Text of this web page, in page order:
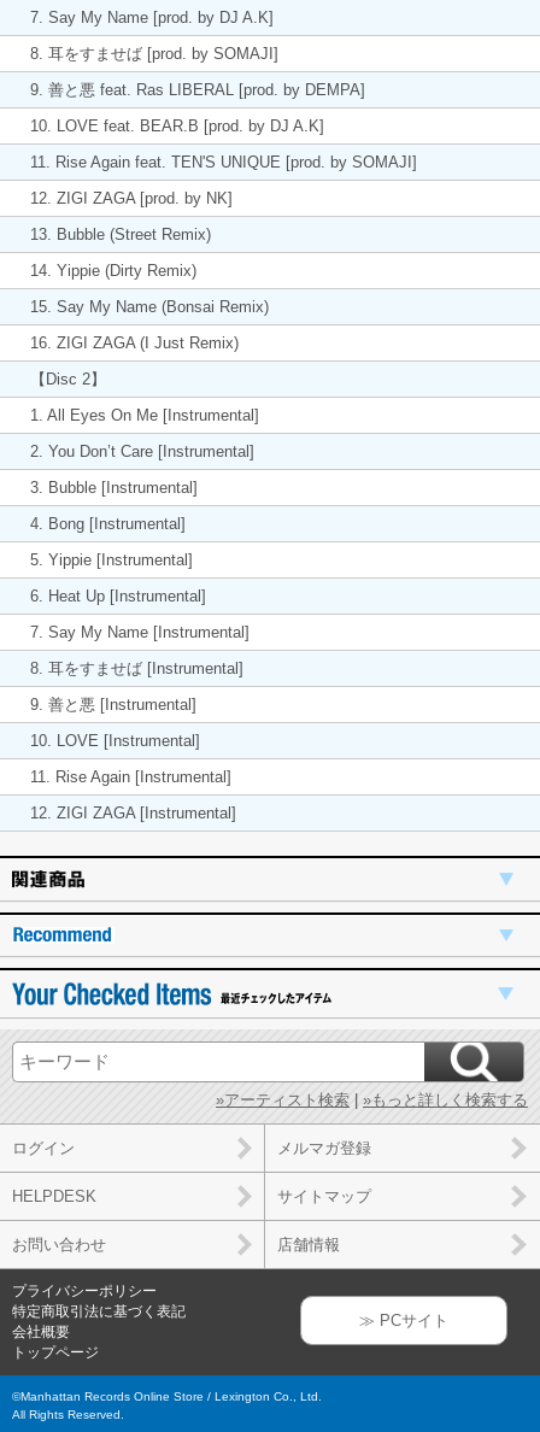
7. Say My Name [prod. by DJ A.K]
8. 耳をすませば [prod. by SOMAJI]
9. 善と悪 feat. Ras LIBERAL [prod. by DEMPA]
10. LOVE feat. BEAR.B [prod. by DJ A.K]
11. Rise Again feat. TEN'S UNIQUE [prod. by SOMAJI]
12. ZIGI ZAGA [prod. by NK]
13. Bubble (Street Remix)
14. Yippie (Dirty Remix)
15. Say My Name (Bonsai Remix)
16. ZIGI ZAGA (I Just Remix)
【Disc 2】
1. All Eyes On Me [Instrumental]
2. You Don’t Care [Instrumental]
3. Bubble [Instrumental]
4. Bong [Instrumental]
5. Yippie [Instrumental]
6. Heat Up [Instrumental]
7. Say My Name [Instrumental]
8. 耳をすませば [Instrumental]
9. 善と悪 [Instrumental]
10. LOVE [Instrumental]
11. Rise Again [Instrumental]
12. ZIGI ZAGA [Instrumental]
»アーティスト検索 »もっと詳しく検索する
ログイン メルマガ登録
HELPDESK サイトマップ
お問い合わせ 店舗情報
プライバシーポリシー
特定商取引法に基づく表記
会社概要
トップページ
≫ PCサイト
©Manhattan Records Online Store / Lexington Co., Ltd.
All Rights Reserved.